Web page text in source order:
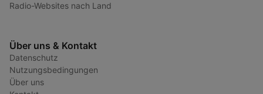
Radio-Websites nach Land
Über uns & Kontakt
Datenschutz
Nutzungsbedingungen
Über uns